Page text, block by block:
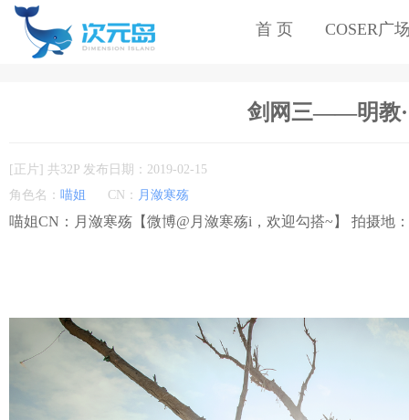
首 页 COSER广
剑网三——明教·
[正片] 共32P 发布日期：2019-02-15
角色名： 喵姐 CN： 月潋寒殇
喵姐CN：月潋寒殇【微博@月潋寒殇i，欢迎勾搭~】 拍摄地